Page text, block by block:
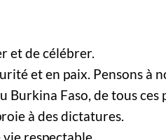
et de célébrer.
et en paix. Pensons à
Burkina Faso, de tous ces
à des dictatures.